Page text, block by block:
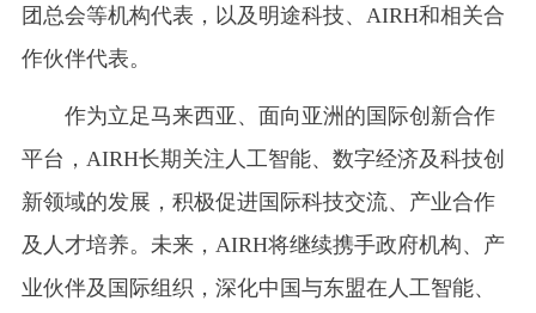
团总会等机构代表，以及明途科技、AIRH和相关合
作伙伴代表。
作为立足马来西亚、面向亚洲的国际创新合作
平台，AIRH长期关注人工智能、数字经济及科技创
新领域的发展，积极促进国际科技交流、产业合作
及人才培养。未来，AIRH将继续携手政府机构、产
业伙伴及国际组织，深化中国与东盟在人工智能、